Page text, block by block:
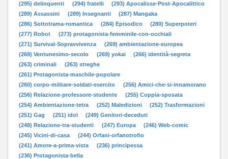
(295) delinquenti
(294) fratelli
(293) Apocalisse-Post-Apocalittico
(289) Assassini
(289) Insegnanti
(287) Mangaka
(286) Sottotrama-romantica
(284) Episodico
(280) Superpoteri
(277) Robot
(273) protagonista-femminile-con-occhiali
(271) Survival-Sopravvivenza
(269) ambientazione-europea
(269) Ventunesimo-secolo
(269) yokai
(266) identità-segreta
(263) criminali
(263) streghe
(261) Protagonista-maschile-popolare
(260) corpo-militare-soldati-esercito
(256) Amici-che-si-innamorano
(256) Relazione-professore-studente
(255) Coppia-sposata
(254) Ambientazione-tetra
(252) Maledizioni
(252) Trasformazioni
(251) Gag
(251) idol
(249) Genitori-deceduti
(248) Relazione-tra-studenti
(247) Europa
(246) Web-comic
(245) Vicini-di-casa
(244) Orfani-orfanotrofio
(241) Amore-a-prima-vista
(236) principessa
(236) Protagonista-bella